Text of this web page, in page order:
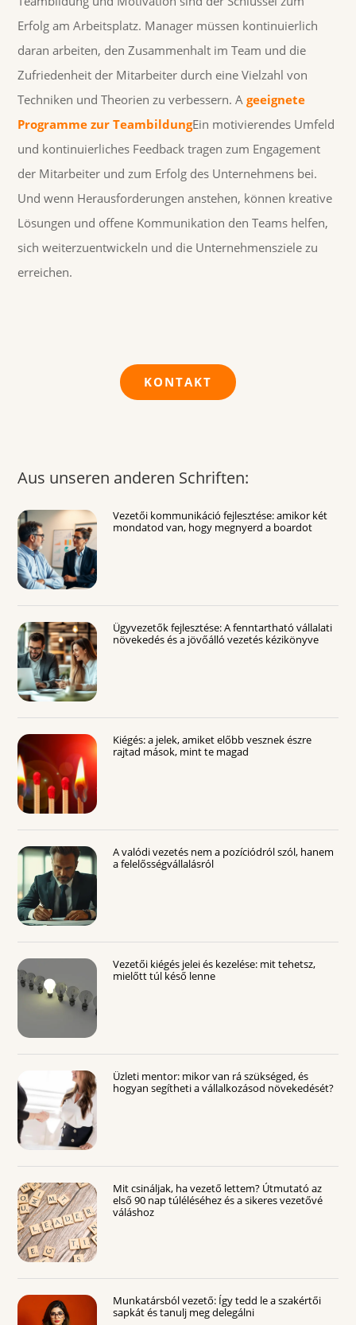
Erfolg am Arbeitsplatz. Manager müssen kontinuierlich
daran arbeiten, den Zusammenhalt im Team und die
Zufriedenheit der Mitarbeiter durch eine Vielzahl von
Techniken und Theorien zu verbessern. Ageeignete
Programme zur TeambildungEin motivierendes Umfeld
und kontinuierliches Feedback tragen zum Engagement
der Mitarbeiter und zum Erfolg des Unternehmens bei.
Und wenn Herausforderungen anstehen, können kreative
Lösungen und offene Kommunikation den Teams helfen,
sich weiterzuentwickeln und die Unternehmensziele zu
erreichen.
KONTAKT
Aus unseren anderen Schriften:
Vezetői kommunikáció fejlesztése: amikor két
mondatod van, hogy megnyerd a boardot
Ügyvezetők fejlesztése: A fenntartható vállalati
növekedés és a jövőálló vezetés kézikönyve
Kiégés: a jelek, amiket előbb vesznek észre
rajtad mások, mint te magad
A valódi vezetés nem a pozíciódról szól, hanem
a felelősségvállalásról
Vezetői kiégés jelei és kezelése: mit tehetsz,
mielőtt túl késő lenne
Üzleti mentor: mikor van rá szükséged, és
hogyan segítheti a vállalkozásod növekedését?
Mit csináljak, ha vezető lettem? Útmutató az
első 90 nap túléléséhez és a sikeres vezetővé
váláshoz
Munkatársból vezető: Így tedd le a szakértői
sapkát és tanulj meg delegálni